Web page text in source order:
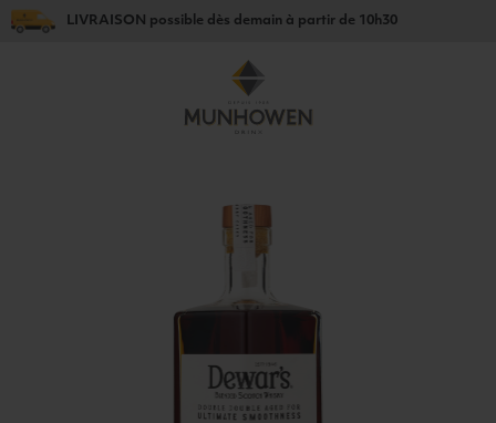
LIVRAISON possible dès demain à partir de 10h30